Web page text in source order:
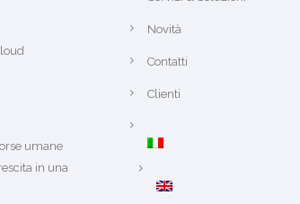
umane
in una
Novità
Contatti
Clienti